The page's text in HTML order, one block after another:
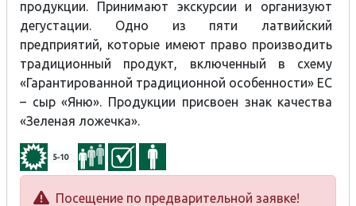
продукции. Принимают экскурсии и организуют
дегустации. Одно из пяти латвийский
предприятий, которые имеют право производить
традиционный продукт, включенный в схему
«Гарантированной традиционной особенности» ЕС
– сыр «Яню». Продукции присвоен знак качества
«Зеленая ложечка».
5-10
Посещение по предварительной заявке!